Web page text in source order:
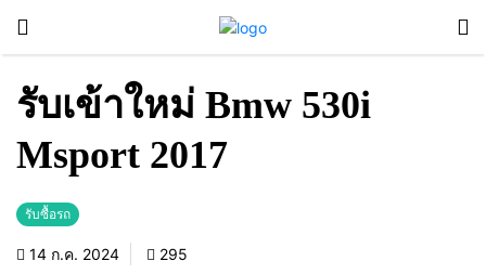
รับเข้าใหม่ Bmw 530i
Msport 2017
รับซื้อรถ
14 ก.ค. 2024 295